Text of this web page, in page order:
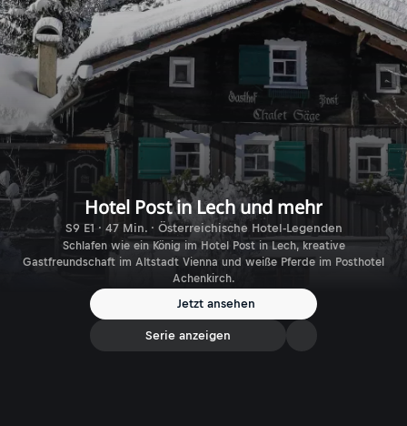
Hotel Post in Lech und mehr
S9 E1 · 47 Min. · Österreichische Hotel-Legenden
Schlafen wie ein König im Hotel Post in Lech, kreative
Gastfreundschaft im Altstadt Vienna und weiße Pferde im Posthotel
Achenkirch.
Jetzt ansehen
Serie anzeigen